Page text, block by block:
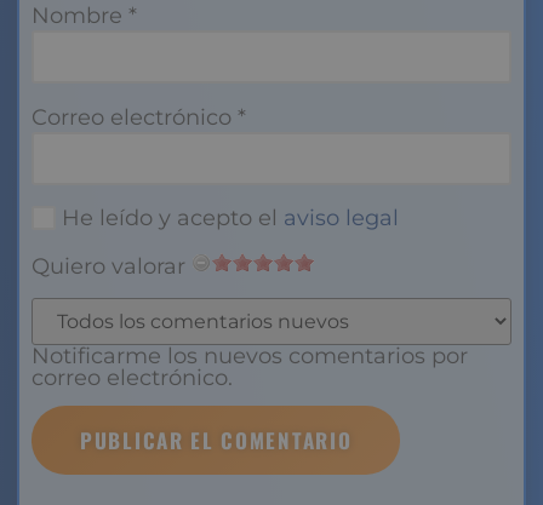
Nombre *
Correo electrónico *
He leído y acepto el aviso legal
Quiero valorar
Notificarme los nuevos comentarios por
correo electrónico.